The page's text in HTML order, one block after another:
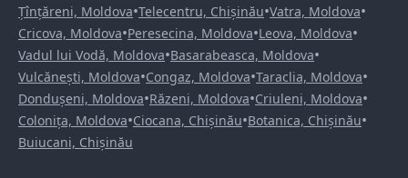
Țînțăreni, Moldova•Telecentru, Chișinău•Vatra, Moldova•
Cricova, Moldova•Peresecina, Moldova•Leova, Moldova•
Vadul lui Vodă, Moldova•Basarabeasca, Moldova•
Vulcănești, Moldova•Congaz, Moldova•Taraclia, Moldova•
Dondușeni, Moldova•Răzeni, Moldova•Criuleni, Moldova•
Colonița, Moldova•Ciocana, Chișinău•Botanica, Chișinău•
Buiucani, Chișinău